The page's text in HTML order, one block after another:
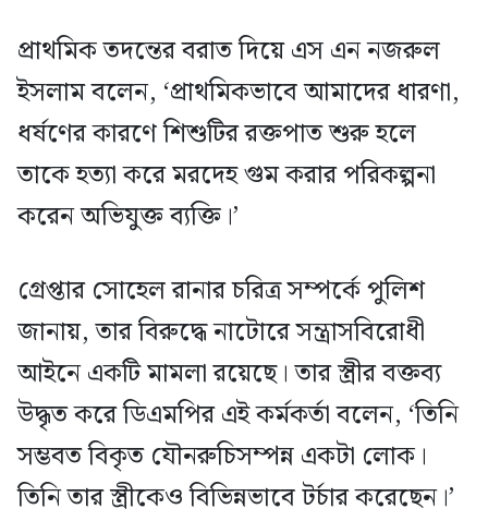
প্রাথমিক তদন্তের বরাত দিয়ে এস এন নজরুল
ইসলাম বলেন, ‘প্রাথমিকভাবে আমাদের ধারণা,
ধর্ষণের কারণে শিশুটির রক্তপাত শুরু হলে
তাকে হত্যা করে মরদেহ গুম করার পরিকল্পনা
করেন অভিযুক্ত ব্যক্তি।’
গ্রেপ্তার সোহেল রানার চরিত্র সম্পর্কে পুলিশ
জানায়, তার বিরুদ্ধে নাটোরে সন্ত্রাসবিরোধী
আইনে একটি মামলা রয়েছে। তার স্ত্রীর বক্তব্য
উদ্ধৃত করে ডিএমপির এই কর্মকর্তা বলেন, ‘তিনি
সম্ভবত বিকৃত যৌনরুচিসম্পন্ন একটা লোক।
তিনি তার স্ত্রীকেও বিভিন্নভাবে টর্চার করেছেন।’